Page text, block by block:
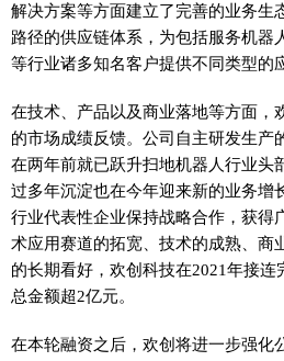
解决方案等方面建立了完善的业务生
路径的供应链体系，为包括服务机器
等行业诸多知名客户提供不同类型的
在技术、产品以及商业落地等方面，
的市场成绩反馈。公司自主研发生产
在两年前就已跃升扫地机器人行业头
过多年沉淀也在今年迎来新的业务增
行业代表性企业保持战略合作，获得
术应用赛道的拓宽、技术的成熟、商
的长期看好，欢创科技在2021年接连
总金额超2亿元。
在本轮融资之后，欢创将进一步强化